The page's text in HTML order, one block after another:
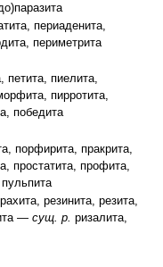
периаденита,
периметрита
петита, пиелита,
пирротита,
победита
порфирита, пракрита,
простатита, профита,
резинита, резита,
—сущ. р. ризалита,